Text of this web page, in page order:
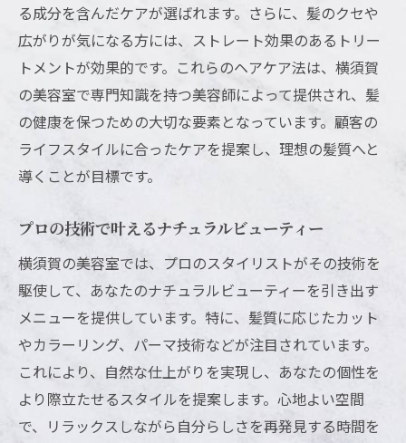
トレンドカラーを取り入れたナチュラルス
タイル
色持ちが良いと評判の横須賀のカラーショ
ップ
プロが教えるカラーリングの選び方
自然に溶け込むカラーで魅力をアップ
すすめメニュー
忙しい方にぴったりの時短メニュー
ライフスタイルを考慮したヘアケア提案
季節に合わせたメンテナンスメニュー
横須賀で人気のライフスタイル対応メニュ
ー
生活に寄り添う美容室のメニュー選び
自分に合った美容室のメニューの見つけ方
る成分を含んだケアが選ばれます。さらに、髪のクセや
広がりが気になる方には、ストレート効果のあるトリー
トメントが効果的です。これらのヘアケア法は、横須賀
の美容室で専門知識を持つ美容師によって提供され、髪
の健康を保つための大切な要素となっています。顧客の
ライフスタイルに合ったケアを提案し、理想の髪質へと
導くことが目標です。
プロの技術で叶えるナチュラルビューティー
横須賀の美容室では、プロのスタイリストがその技術を
駆使して、あなたのナチュラルビューティーを引き出す
メニューを提供しています。特に、髪質に応じたカット
やカラーリング、パーマ技術などが注目されています。
これにより、自然な仕上がりを実現し、あなたの個性を
より際立たせるスタイルを提案します。心地よい空間
で、リラックスしながら自分らしさを再発見する時間を